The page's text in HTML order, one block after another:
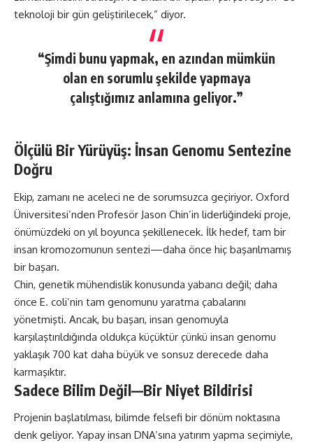
teknoloji bir gün geliştirilecek,” diyor.
“Şimdi bunu yapmak, en azından mümkün
olan en sorumlu şekilde yapmaya
çalıştığımız anlamına geliyor.”
Ölçülü Bir Yürüyüş: İnsan Genomu Sentezine
Doğru
Ekip, zamanı ne aceleci ne de sorumsuzca geçiriyor. Oxford
Üniversitesi’nden Profesör Jason Chin’in liderliğindeki proje,
önümüzdeki on yıl boyunca şekillenecek. İlk hedef, tam bir
insan kromozomunun sentezi—daha önce hiç başarılmamış
bir başarı.
Chin, genetik mühendislik konusunda yabancı değil; daha
önce E. coli’nin tam genomunu yaratma çabalarını
yönetmişti. Ancak, bu başarı, insan genomuyla
karşılaştırıldığında oldukça küçüktür çünkü insan genomu
yaklaşık 700 kat daha büyük ve sonsuz derecede daha
karmaşıktır.
Sadece Bilim Değil—Bir Niyet Bildirisi
Projenin başlatılması, bilimde felsefi bir dönüm noktasına
denk geliyor. Yapay insan DNA’sına yatırım yapma seçimiyle,